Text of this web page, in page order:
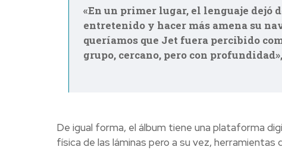
«En un primer lugar, el lenguaje dejó
entretenido y hacer más amena su
queríamos que Jet fuera percibido
grupo, cercano, pero con
De igual forma, el álbum tiene una plataforma
física de las láminas pero a su vez,